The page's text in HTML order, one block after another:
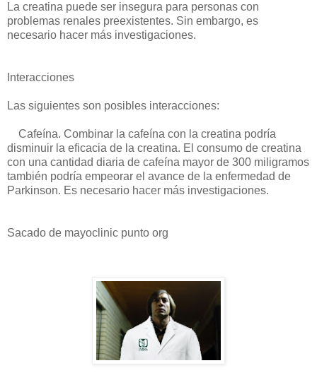
La creatina puede ser insegura para personas con
problemas renales preexistentes. Sin embargo, es
necesario hacer más investigaciones.
Interacciones
Las siguientes son posibles interacciones:
Cafeína. Combinar la cafeína con la creatina podría
disminuir la eficacia de la creatina. El consumo de creatina
con una cantidad diaria de cafeína mayor de 300 miligramos
también podría empeorar el avance de la enfermedad de
Parkinson. Es necesario hacer más investigaciones.
Sacado de mayoclinic punto org